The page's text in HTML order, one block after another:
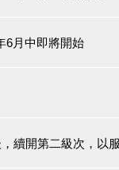
6月中即將開始
續開第二級次，以